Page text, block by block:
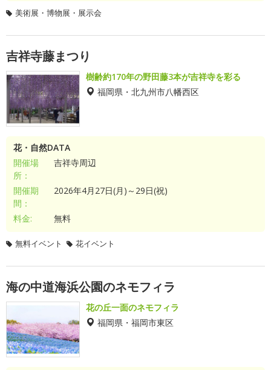
美術展・博物展・展示会
吉祥寺藤まつり
樹齢約170年の野田藤3本が吉祥寺を彩る
福岡県・北九州市八幡西区
花・自然DATA
開催場
所：
吉祥寺周辺
開催期
間：
2026年4月27日(月)～29日(祝)
料金: 無料
無料イベント 花イベント
海の中道海浜公園のネモフィラ
花の丘一面のネモフィラ
福岡県・福岡市東区